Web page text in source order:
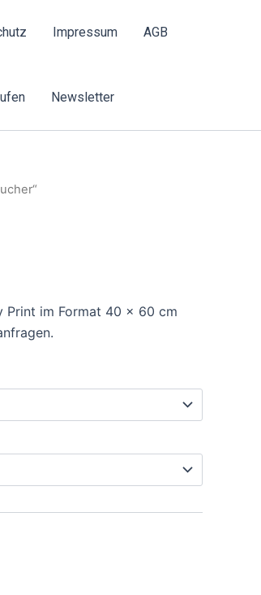
Impressum AGB
Newsletter
Print im Format 40 x 60 cm